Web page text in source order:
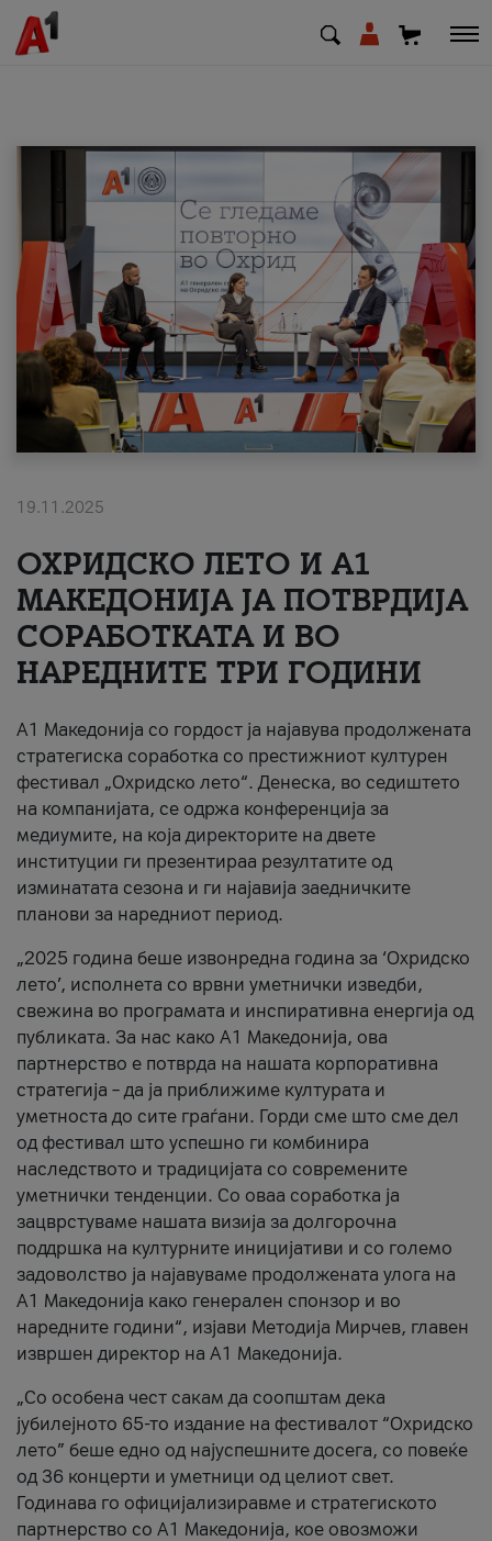
МК SQ
Приватни Деловни
Поддршка
Надополни кредит
#ПодобарОнлајн
19.11.2025
ОХРИДСКО ЛЕТО И A1
МАКЕДОНИЈА ЈА ПОТВРДИЈА
СОРАБОТКАТА И ВО
НАРЕДНИТЕ ТРИ ГОДИНИ
A1 Македонија со гордост ја најавува продолжената
стратегиска соработка со престижниот културен
фестивал „Охридско лето“. Денеска, во седиштето
на компанијата, се одржа конференција за
медиумите, на која директорите на двете
институции ги презентираа резултатите од
изминатата сезона и ги најавија заедничките
планови за наредниот период.
„2025 година беше извонредна година за ‘Охридско
лето’, исполнета со врвни уметнички изведби,
свежина во програмата и инспиративна енергија од
публиката. За нас како A1 Македонија, ова
партнерство е потврда на нашата корпоративна
стратегија – да ја приближиме културата и
уметноста до сите граѓани. Горди сме што сме дел
од фестивал што успешно ги комбинира
наследството и традицијата со современите
уметнички тенденции. Со оваа соработка ја
зацврстуваме нашата визија за долгорочна
поддршка на културните иницијативи и со големо
задоволство ја најавуваме продолжената улога на
A1 Македонија како генерален спонзор и во
наредните години“, изјави Методија Мирчев, главен
извршен директор на A1 Македонија.
„Со особена чест сакам да соопштам дека
јубилејното 65-то издание на фестивалот “Охридско
лето” беше едно од најуспешните досега, со повеќе
од 36 концерти и уметници од целиот свет.
Годинава го официјализиравме и стратегиското
партнерство со А1 Македонија, кое овозможи